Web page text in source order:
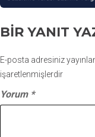
BIR YANIT
E-posta adresiniz
işaretlenmişlerdir
Yorum *